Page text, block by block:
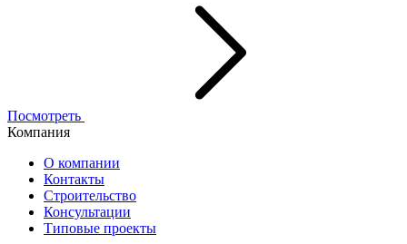
Посмотреть
Компания
О компании
Контакты
Строительство
Консультации
Типовые проекты